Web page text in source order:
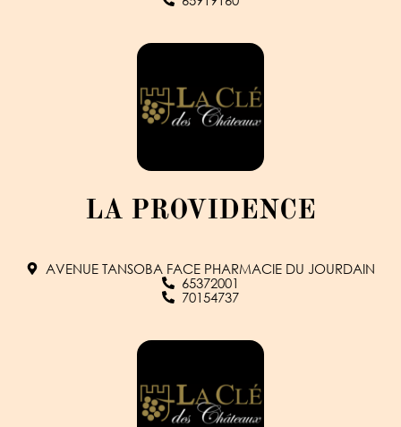
LA PROVIDENCE
AVENUE TANSOBA FACE PHARMACIE DU JOURDAIN
65372001
70154737